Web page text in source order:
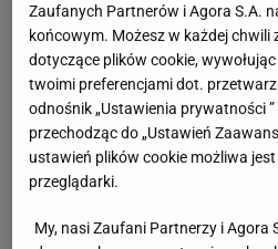
Zaufanych Partnerów i Agora S.A.
końcowym. Możesz w każdej chwili
dotyczące plików cookie,
twoimi preferencjami dot.
odnośnik „Ustawienia prywatności
przechodząc do „Ustawień
ustawień plików cookie możliwa
przeglądarki.
My, nasi Zaufani Partnerzy i Agora